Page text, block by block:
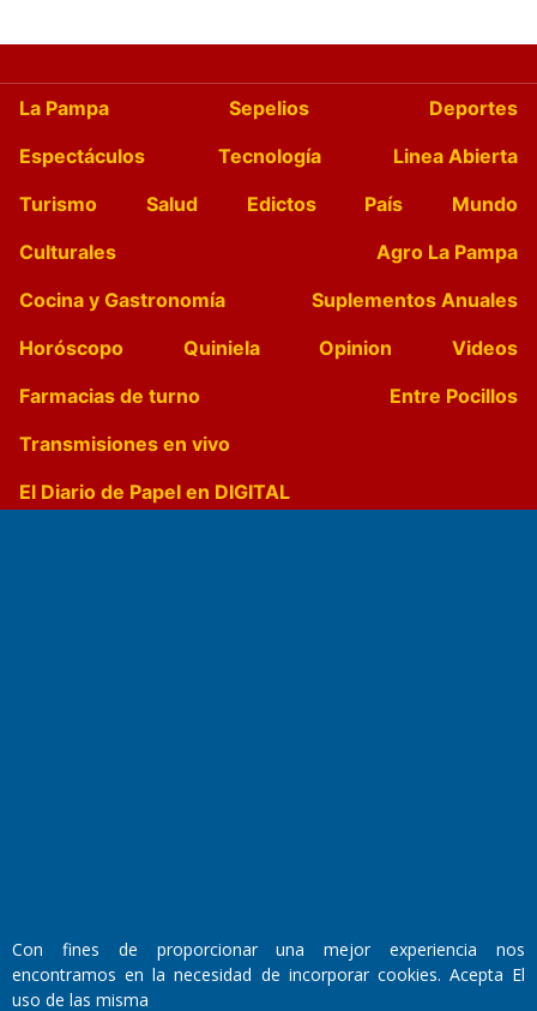
La Pampa Sepelios
Deportes
Espectáculos
Tecnología
Linea Abierta
Turismo
Salud Edictos País
Mundo
Culturales
Agro La Pampa
Cocina y Gastronomía
Suplementos Anuales
Horóscopo
Quiniela Opinion
Videos
Farmacias de turno
Entre Pocillos
Transmisiones en vivo
El Diario de Papel en DIGITAL
Director Periodístico:
Walter René Goñi
Con fines de proporcionar una mejor experiencia nos
encontramos en la necesidad de incorporar cookies. Acepta El
uso de las misma